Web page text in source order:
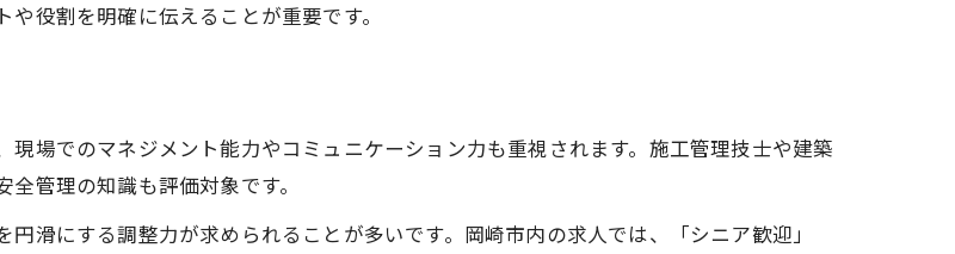
市建設求人でシニアが重視すべき条件
前に知っておきたい建設求人の条件
者向け建設求人で重要な職場環境とは
やすい建設求人選びのチェックリスト
役割を明確に伝えることが重要です。
場でのマネジメント能力やコミュニケーション力も重視されます。施工管理技士や建築
管理の知識も評価対象です。
滑にする調整力が求められることが多いです。岡崎市内の求人では、「シニア歓迎」